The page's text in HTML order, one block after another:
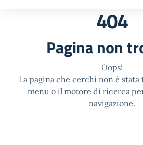
404
Pagina non
Oops!
La pagina che cerchi non è
menu o il motore di ricerca
navigazione.